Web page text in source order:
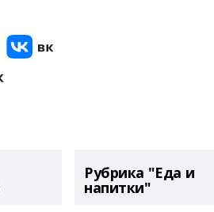
Рубрика "Еда и
напитки"